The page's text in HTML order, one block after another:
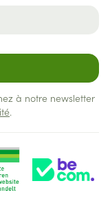
à notre newsletter
.